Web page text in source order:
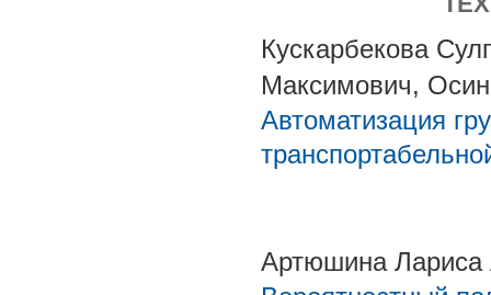
Кускарбекова
Максимович,
Автоматизация
Артюшина Лариса